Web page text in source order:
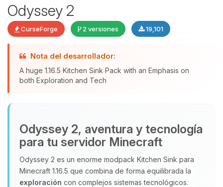
Odyssey 2
CurseForge 2 versiones 19,101
Nota del desarrollador:
A huge 1.16.5 Kitchen Sink Pack with an Emphasis on
both Exploration and Tech
Odyssey 2, aventura y tecnología
para tu servidor Minecraft
Odyssey 2 es un enorme modpack Kitchen Sink para
Minecraft 1.16.5 que combina de forma equilibrada la
exploración con complejos sistemas tecnológicos.
Yupi, por fin alguien con quien
hablar! Soy Choupy, tu pequeno
09/08/2026 10:20